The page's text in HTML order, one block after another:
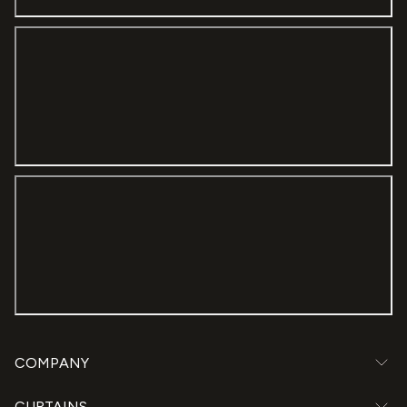
result is stunning. Totally recommended!
COMPANY